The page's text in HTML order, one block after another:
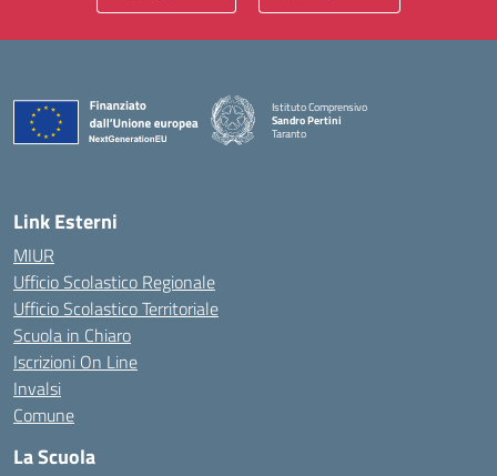
Istituto Comprensivo
Sandro Pertini
Taranto
Link Esterni
MIUR
Ufficio Scolastico Regionale
Ufficio Scolastico Territoriale
Scuola in Chiaro
Iscrizioni On Line
Invalsi
Comune
La Scuola